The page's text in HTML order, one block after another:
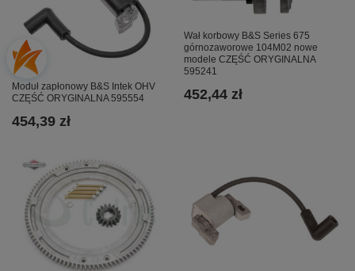
Moduł zapłonowy B&S Intek OHV
CZĘŚĆ ORYGINALNA 595554
454,39 zł
Wał korbowy B&S Series 675
górnozaworowe 104M02 nowe
modele CZĘŚĆ ORYGINALNA
595241
452,44 zł